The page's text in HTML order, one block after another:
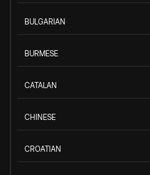
BULGARIAN
BURMESE
CATALAN
CHINESE
CROATIAN